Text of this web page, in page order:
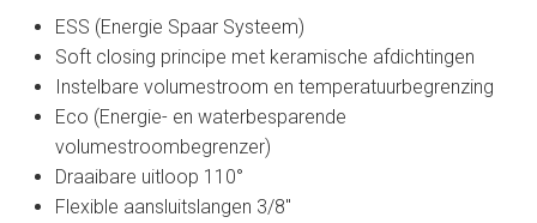
ESS (Energie Spaar Systeem)
Soft closing principe met keramische afdichtingen
Instelbare volumestroom en temperatuurbegrenzing
Eco (Energie- en waterbesparende
volumestroombegrenzer)
Draaibare uitloop 110°
Flexible aansluitslangen 3/8"